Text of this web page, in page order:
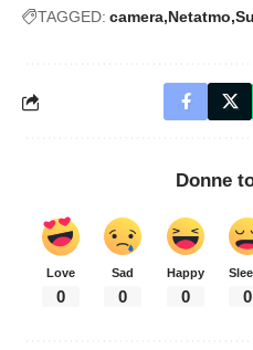
TAGGED: camera Netatmo
Donne
Love
0
Sad
0
Happy
0 0